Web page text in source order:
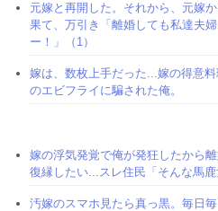
元嫁と再開した。それから、元嫁
果て、万引き「離婚しても私達夫
ー！」（1）
嫁は、数枚上手だった...嫁の得意
のエビフライに騙された俺。
嫁の浮気発覚で俺が発狂したから
復縁したい...スレ住民「そんな馬鹿
汚嫁のスマホ見たら真っ黒。毎日